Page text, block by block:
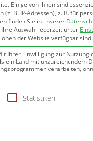
JUNGE
Wacker: Im Frühjahr
gegen Ende des Jahres im
der Neuen
Einige von ihnen sind
B. IP-Adressen), z. B. für
finden Sie in unserer
Ihre Auswahl jederzeit unter
der Website verfügbar sind.
Ihrer Einwilligung zur
ein Land mit unzureichendem
verarbeiten,
erteilt werden
Statistiken